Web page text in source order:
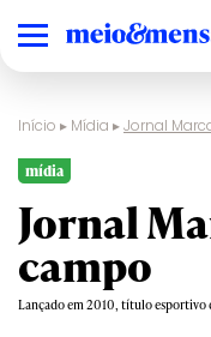
Início ▸ Mídia ▸Jornal
mídia
Jornal
campo
Lançado em 2010, título esportivo